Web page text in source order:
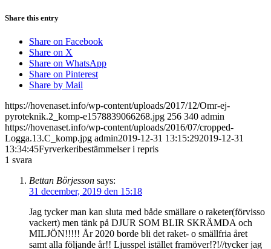
Share this entry
Share on Facebook
Share on X
Share on WhatsApp
Share on Pinterest
Share by Mail
https://hovenaset.info/wp-content/uploads/2017/12/Omr-ej-
pyroteknik.2_komp-e1578839066268.jpg 256 340 admin
https://hovenaset.info/wp-content/uploads/2016/07/cropped-
Logga.13.C_komp.jpg admin2019-12-31 13:15:292019-12-31
13:34:45Fyrverkeribestämmelser i repris
1 svara
Bettan Börjesson says:
31 december, 2019 den 15:18
Jag tycker man kan sluta med både smällare o raketer(förvisso
vackert) men tänk på DJUR SOM BLIR SKRÄMDA och
MILJÖN!!!!! År 2020 borde bli det raket- o smällfria året
samt alla följande år!! Ljusspel istället framöver!?!//tycker jag